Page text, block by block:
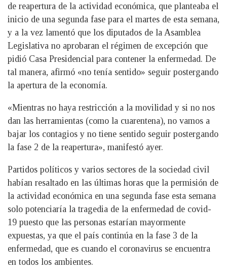
de reapertura de la actividad económica, que planteaba el
inicio de una segunda fase para el martes de esta semana,
y a la vez lamentó que los diputados de la Asamblea
Legislativa no aprobaran el régimen de excepción que
pidió Casa Presidencial para contener la enfermedad. De
tal manera, afirmó «no tenía sentido» seguir postergando
la apertura de la economía.
«Mientras no haya restricción a la movilidad y si no nos
dan las herramientas (como la cuarentena), no vamos a
bajar los contagios y no tiene sentido seguir postergando
la fase 2 de la reapertura», manifestó ayer.
Partidos políticos y varios sectores de la sociedad civil
habían resaltado en las últimas horas que la permisión de
la actividad económica en una segunda fase esta semana
solo potenciaría la tragedia de la enfermedad de covid-
19 puesto que las personas estarían mayormente
expuestas, ya que el país continúa en la fase 3 de la
enfermedad, que es cuando el coronavirus se encuentra
en todos los ambientes.